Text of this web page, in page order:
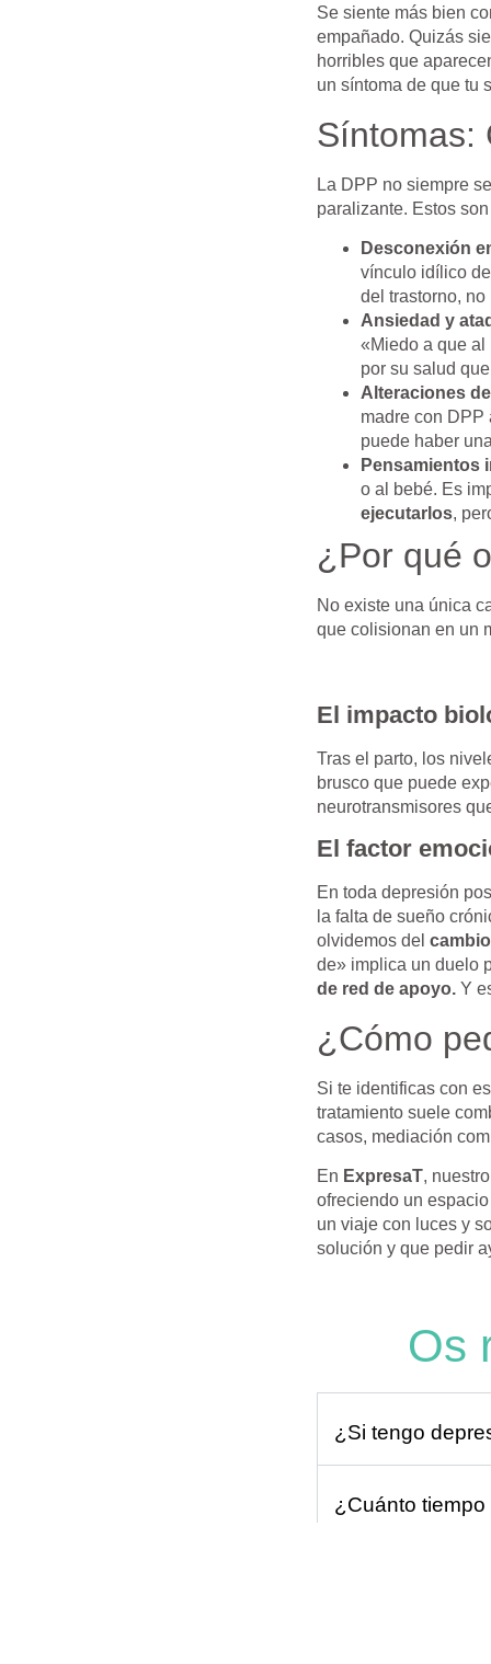
Se siente más bien
empañado. Quizás
horribles que
un síntoma de que tu
Síntomas:
La DPP no siempre
paralizante. Estos
Desconexión
vínculo idílico
del trastorno,
Ansiedad y
«Miedo a que
por su salud
Alteraciones
madre con
puede haber
Pensamientos
o al bebé. Es
ejecutarlos,
¿Por qué
No existe una única
que colisionan en un
El impacto
Tras el parto, los
brusco que puede
neurotransmisores
El factor
En toda depresión
la falta de sueño
olvidemos del
de» implica un duelo
de red de apoyo. Y
¿Cómo
Si te identificas con
tratamiento suele
casos, mediación
En ExpresaT,
ofreciendo un
un viaje con luces y
solución y que pedir
Os
¿Si tengo
¿Cuánto